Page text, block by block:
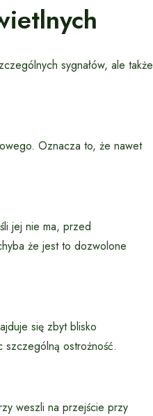
sygnałów, ale także
Oznacza to, że nawet
jej nie ma, przed
że jest to dozwolone
się zbyt blisko
ostrożność.
weszli na przejście przy